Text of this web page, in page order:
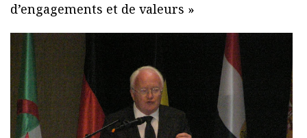
d’engagements et de valeurs »